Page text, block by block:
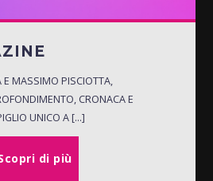
MASSIMO PISCIOTTA,
CRONACA E
UNICO A [...]
di più